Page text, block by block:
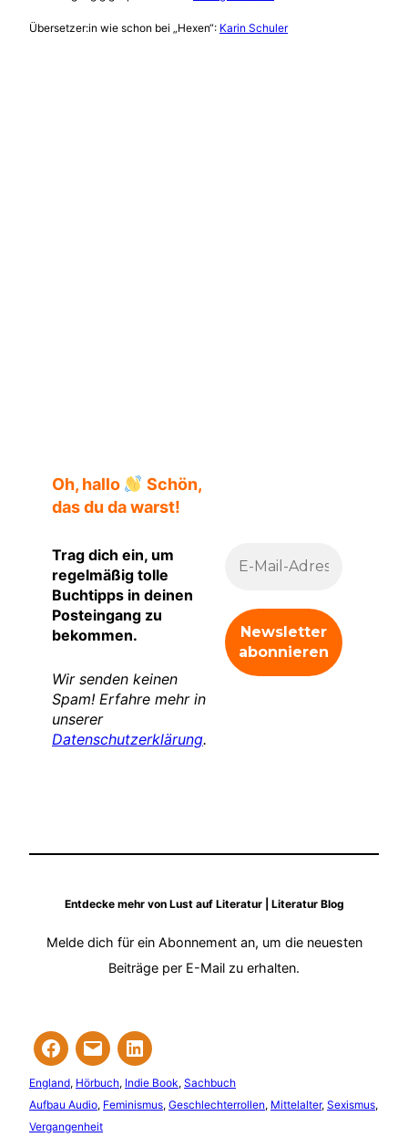
Übersetzer:in wie schon bei „Hexen“: Karin Schuler
Oh, hallo
Schön,
das du da warst!
Trag dich ein, um
regelmäßig tolle
Buchtipps in deinen
Posteingang zu
bekommen.
Wir senden keinen
Spam! Erfahre mehr in
unserer
Datenschutzerklärung.
Entdecke mehr von Lust auf Literatur | Literatur Blog
Melde dich für ein Abonnement an, um die neuesten
Beiträge per E-Mail zu erhalten.
England, Hörbuch, Indie Book, Sachbuch
Aufbau Audio, Feminismus, Geschlechterrollen, Mittelalter, Sexismus
Vergangenheit